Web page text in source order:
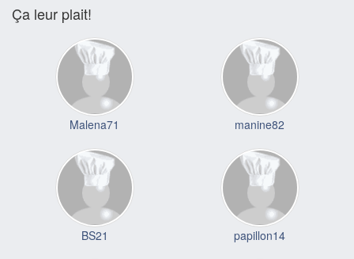
Ça leur plait!
Malena71 manine82
BS21 papillon14